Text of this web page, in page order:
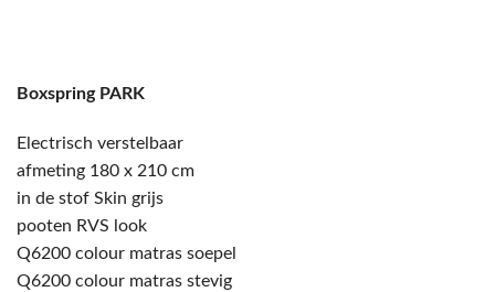
Boxspring PARK
Electrisch verstelbaar
afmeting 180 x 210 cm
in de stof Skin grijs
pooten RVS look
Q6200 colour matras soepel
Q6200 colour matras stevig